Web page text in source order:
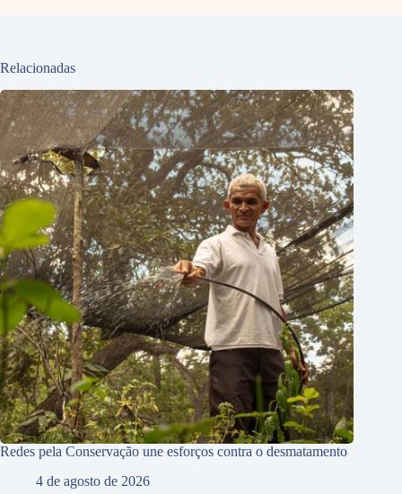
Relacionadas
Redes pela Conservação une esforços contra o desmatamento
4 de agosto de 2026